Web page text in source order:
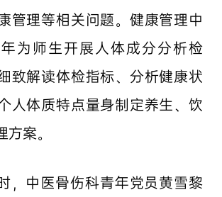
管理等相关问题。健康管理中
为师生开展人体成分分析检
致解读体检指标、分析健康状
人体质特点量身制定养生、饮
案。
，中医骨伤科青年党员黄雪黎